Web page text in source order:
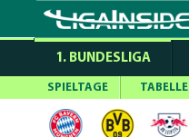
1. BUNDESLIGA
SPIELTAGE TABELLE